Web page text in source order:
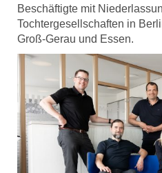
Beschäftigte mit
Tochtergesellschaften in
Groß-Gerau und Essen.